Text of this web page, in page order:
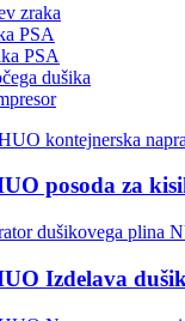
zraka
PSA
PSA
dušika
posoda za
Izdelava